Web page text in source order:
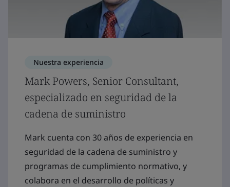
Nuestra experiencia
Mark Powers, Senior Consultant,
especializado en seguridad de la
cadena de suministro
Mark cuenta con 30 años de experiencia en
seguridad de la cadena de suministro y
programas de cumplimiento normativo, y
colabora en el desarrollo de políticas y